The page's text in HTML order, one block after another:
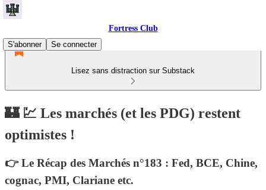
Fortress Club
S'abonner
Se connecter
Lisez sans distraction sur Substack
🏰 💹 Les marchés (et les PDG) restent
optimistes !
👉 Le Récap des Marchés n°183 : Fed, BCE, Chine,
cognac, PMI, Clariane etc.